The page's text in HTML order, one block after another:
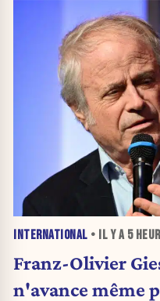
INTERNATIONAL • IL Y A 5
Franz-Olivier
n'avance même